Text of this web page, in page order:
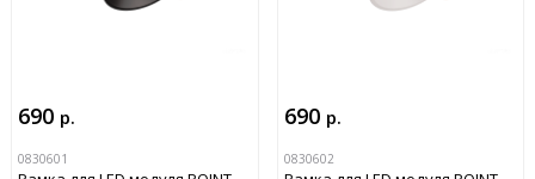
690 р.
0830601
690 р.
0830602